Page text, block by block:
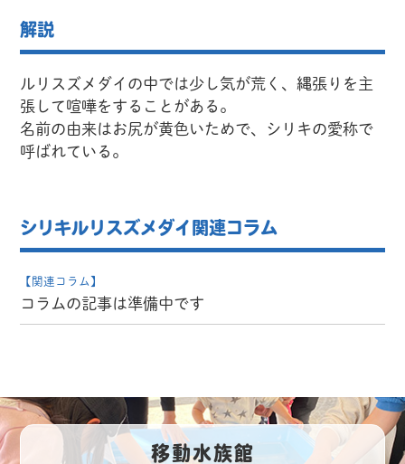
解説
ルリスズメダイの中では少し気が荒く、縄張りを主
張して喧嘩をすることがある。
名前の由来はお尻が黄色いためで、シリキの愛称で
呼ばれている。
シリキルリスズメダイ関連コラム
【関連コラム】
コラムの記事は準備中です
移動水族館